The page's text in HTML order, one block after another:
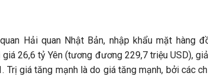
Hải quan Nhật Bản, nhập khẩu mặt hàng
26,6 tỷ Yên (tương đương 229,7 triệu USD),
giá tăng mạnh là do giá tăng mạnh, bởi các